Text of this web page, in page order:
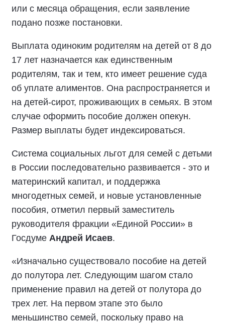
или с месяца обращения, если заявление
подано позже постановки.
Выплата одиноким родителям на детей от 8 до
17 лет назначается как единственным
родителям, так и тем, кто имеет решение суда
об уплате алиментов. Она распространяется и
на детей-сирот, проживающих в семьях. В этом
случае оформить пособие должен опекун.
Размер выплаты будет индексироваться.
Система социальных льгот для семей с детьми
в России последовательно развивается - это и
материнский капитал, и поддержка
многодетных семей, и новые установленные
пособия, отметил первый заместитель
руководителя фракции «Единой России» в
Госдуме Андрей Исаев.
«Изначально существовало пособие на детей
до полутора лет. Следующим шагом стало
применение правил на детей от полутора до
трех лет. На первом этапе это было
меньшинство семей, поскольку право на